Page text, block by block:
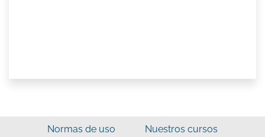
Normas de uso Nuestros cursos